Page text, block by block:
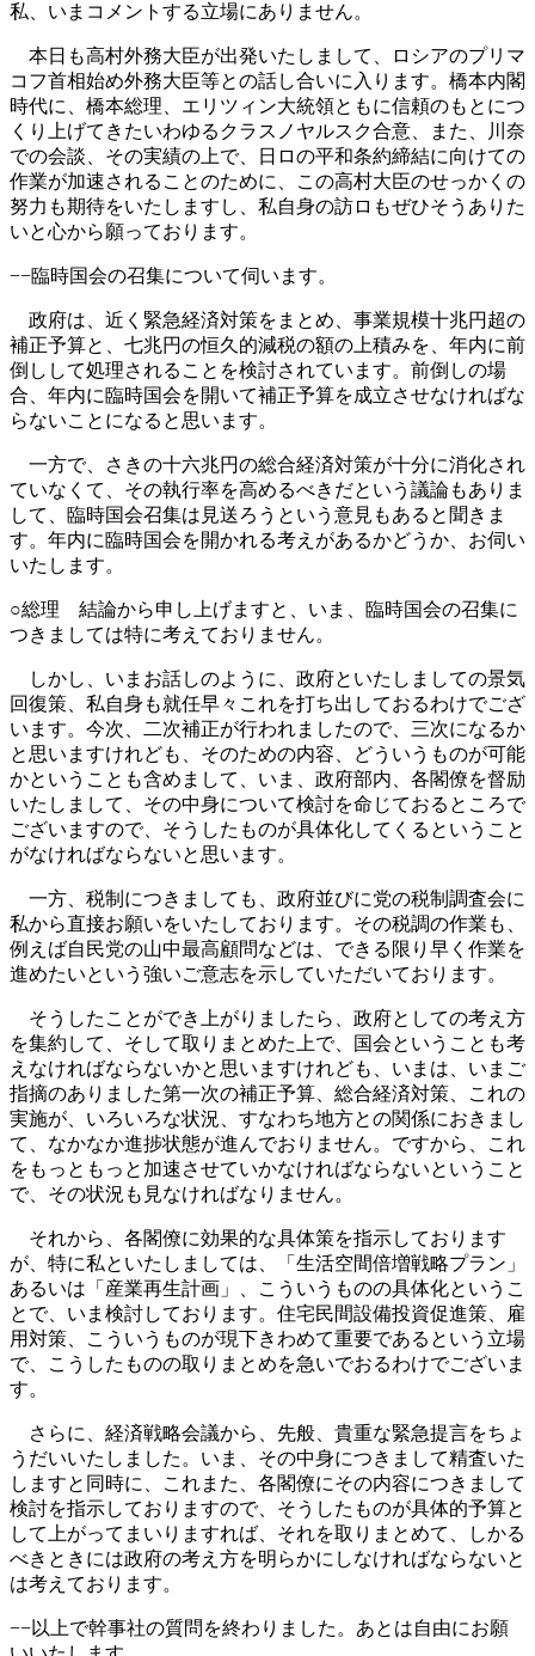
私、いまコメントする立場にありません。
本日も高村外務大臣が出発いたしまして、ロシアのプリマ
コフ首相始め外務大臣等との話し合いに入ります。橋本内閣
時代に、橋本総理、エリツィン大統領ともに信頼のもとにつ
くり上げてきたいわゆるクラスノヤルスク合意、また、川奈
での会談、その実績の上で、日ロの平和条約締結に向けての
作業が加速されることのために、この高村大臣のせっかくの
努力も期待をいたしますし、私自身の訪ロもぜひそうありた
いと心から願っております。
−−臨時国会の召集について伺います。
政府は、近く緊急経済対策をまとめ、事業規模十兆円超の
補正予算と、七兆円の恒久的減税の額の上積みを、年内に前
倒しして処理されることを検討されています。前倒しの場
合、年内に臨時国会を開いて補正予算を成立させなければな
らないことになると思います。
一方で、さきの十六兆円の総合経済対策が十分に消化され
ていなくて、その執行率を高めるべきだという議論もありま
して、臨時国会召集は見送ろうという意見もあると聞きま
す。年内に臨時国会を開かれる考えがあるかどうか、お伺い
いたします。
○総理 結論から申し上げますと、いま、臨時国会の召集に
つきましては特に考えておりません。
しかし、いまお話しのように、政府といたしましての景気
回復策、私自身も就任早々これを打ち出しておるわけでござ
います。今次、二次補正が行われましたので、三次になるか
と思いますけれども、そのための内容、どういうものが可能
かということも含めまして、いま、政府部内、各閣僚を督励
いたしまして、その中身について検討を命じておるところで
ございますので、そうしたものが具体化してくるということ
がなければならないと思います。
一方、税制につきましても、政府並びに党の税制調査会に
私から直接お願いをいたしております。その税調の作業も、
例えば自民党の山中最高顧問などは、できる限り早く作業を
進めたいという強いご意志を示していただいております。
そうしたことができ上がりましたら、政府としての考え方
を集約して、そして取りまとめた上で、国会ということも考
えなければならないかと思いますけれども、いまは、いまご
指摘のありました第一次の補正予算、総合経済対策、これの
実施が、いろいろな状況、すなわち地方との関係におきまし
て、なかなか進捗状態が進んでおりません。ですから、これ
をもっともっと加速させていかなければならないということ
で、その状況も見なければなりません。
それから、各閣僚に効果的な具体策を指示しております
が、特に私といたしましては、「生活空間倍増戦略プラン」
あるいは「産業再生計画」、こういうものの具体化というこ
とで、いま検討しております。住宅民間設備投資促進策、雇
用対策、こういうものが現下きわめて重要であるという立場
で、こうしたものの取りまとめを急いでおるわけでございま
す。
さらに、経済戦略会議から、先般、貴重な緊急提言をちょ
うだいいたしました。いま、その中身につきまして精査いた
しますと同時に、これまた、各閣僚にその内容につきまして
検討を指示しておりますので、そうしたものが具体的予算と
して上がってまいりますれば、それを取りまとめて、しかる
べきときには政府の考え方を明らかにしなければならないと
は考えております。
−−以上で幹事社の質問を終わりました。あとは自由にお願